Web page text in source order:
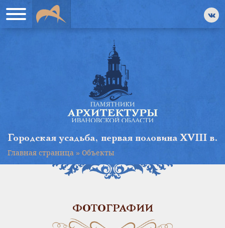
Городская усадьба, первая половина XVIII в.
Главная страница» Объекты
ФОТОГРАФИИ